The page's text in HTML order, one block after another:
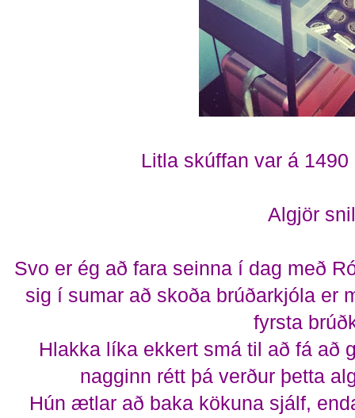
Litla skúffan var á
Algjör
Svo er ég að fara seinna í dag með
sig í sumar að skoða brúðarkjóla er
fyrsta
Hlakka líka ekkert smá til að fá að
nagginn rétt þá verður þetta
Hún ætlar að baka kökuna sjálf,